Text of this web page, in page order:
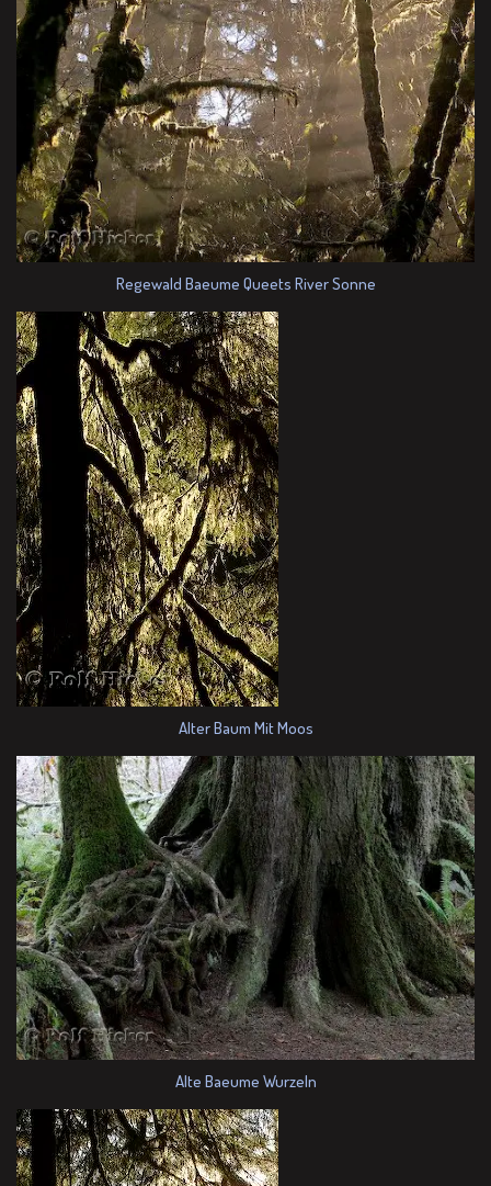
Regewald Baeume Queets River Sonne
Alter Baum Mit Moos
Alte Baeume Wurzeln